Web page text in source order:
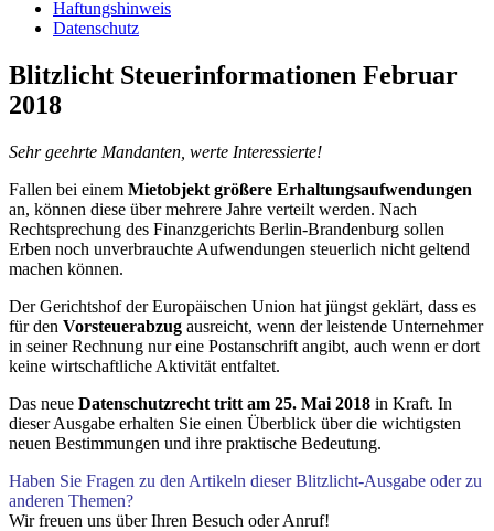
Haftungshinweis
Datenschutz
Blitzlicht Steuerinformationen Februar
2018
Sehr geehrte Mandanten, werte Interessierte!
Fallen bei einem Mietobjekt größere Erhaltungsaufwendungen
an, können diese über mehrere Jahre verteilt werden. Nach
Rechtsprechung des Finanzgerichts Berlin-Brandenburg sollen
Erben noch unverbrauchte Aufwendungen steuerlich nicht geltend
machen können.
Der Gerichtshof der Europäischen Union hat jüngst geklärt, dass es
für den Vorsteuerabzug ausreicht, wenn der leistende Unternehmer
in seiner Rechnung nur eine Postanschrift angibt, auch wenn er dort
keine wirtschaftliche Aktivität entfaltet.
Das neue Datenschutzrecht tritt am 25. Mai 2018 in Kraft. In
dieser Ausgabe erhalten Sie einen Überblick über die wichtigsten
neuen Bestimmungen und ihre praktische Bedeutung.
Haben Sie Fragen zu den Artikeln dieser Blitzlicht-Ausgabe oder zu
anderen Themen?
Wir freuen uns über Ihren Besuch oder Anruf!